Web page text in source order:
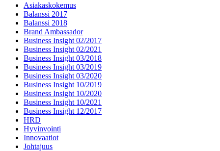
Asiakaskokemus
Balanssi 2017
Balanssi 2018
Brand Ambassador
Business Insight 02/2017
Business Insight 02/2021
Business Insight 03/2018
Business Insight 03/2019
Business Insight 03/2020
Business Insight 10/2019
Business Insight 10/2020
Business Insight 10/2021
Business Insight 12/2017
HRD
Hyvinvointi
Innovaatiot
Johtajuus